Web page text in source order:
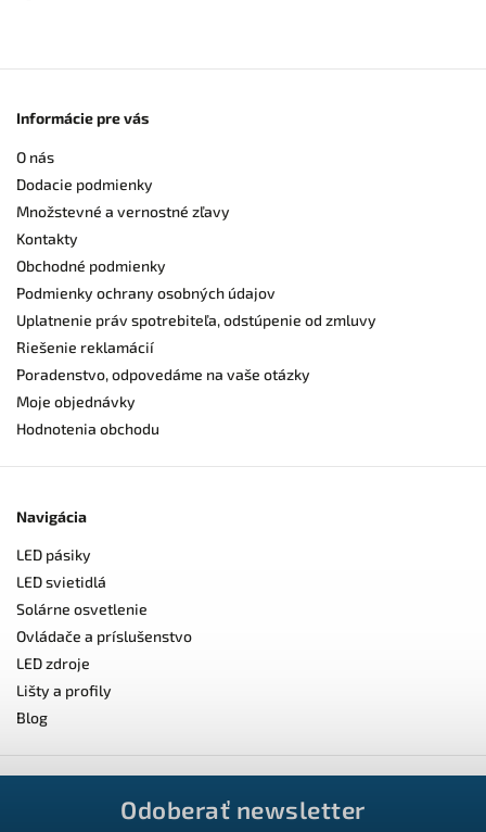
Informácie pre vás
O nás
Dodacie podmienky
Množstevné a vernostné zľavy
Kontakty
Obchodné podmienky
Podmienky ochrany osobných údajov
Uplatnenie práv spotrebiteľa, odstúpenie od zmluvy
Riešenie reklamácií
Poradenstvo, odpovedáme na vaše otázky
Moje objednávky
Hodnotenia obchodu
Navigácia
LED pásiky
LED svietidlá
Solárne osvetlenie
Ovládače a príslušenstvo
LED zdroje
Lišty a profily
Blog
Odoberať newsletter